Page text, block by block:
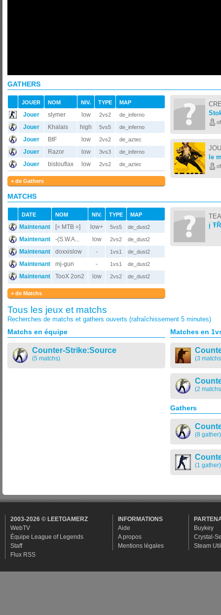
GATHERS
JOUER NOM NIV. TYPE MAP
Jouer slymer low 2vs2 de_inferno
Jouer Khalais high 5vs5 de_inferno
Jouer BtF low 2vs2 de_aztec
Jouer Razor low 3vs3 de_inferno
Jouer bistouflax low 2vs2 de_aztec
+ de Gathers
le
MATCHS
DATE NOM NIV. TYPE MAP
Maintenant [= MTB =] low+ 5vs5 de_dust2
Maintenant -(S.W.A... low 2vs2 de_dust2
Maintenant doxxislow - 1vs1 de_dust2
Maintenant mj-gun - 1vs1 de_dust2
Maintenant TooX 2on2 low 2vs2 de_dust2
+ de Matchs
į
Tous les jeux et matchs
Recherches de matchs et gathers ouverts (rafraîchissement 5 minutes)
Matchs en équipe
Counter-Strike:Source
(5 matchs)
Matches en
(3
(2
Gathers
(8 gather)
(1 gather)
2003-2026 © LEETGAMERZ
WebTV
Équipe League of Legends
Staff
Flux RSS
INFORMATIONS
Aide
A propos
Mentions légales
Buykey
Crystal-
Steam